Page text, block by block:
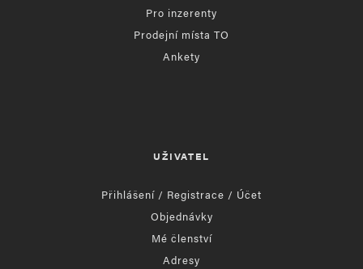
Pro inzerenty
Prodejní místa TO
Ankety
UŽIVATEL
Přihlášení / Registrace / Účet
Objednávky
Mé členství
Adresy